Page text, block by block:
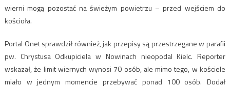
wierni mogą pozostać na świeżym powietrzu – przed wejściem do
kościoła.
Portal Onet sprawdził również, jak przepisy są przestrzegane w parafii
pw. Chrystusa Odkupiciela w Nowinach nieopodal Kielc. Reporter
wskazał, że limit wiernych wynosi 70 osób, ale mimo tego, w kościele
miało w jednym momencie przebywać ponad 100 osób. Dodał